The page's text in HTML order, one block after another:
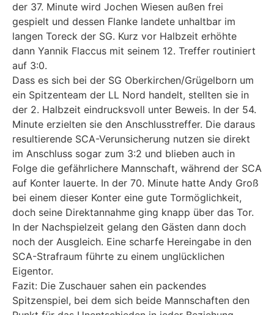
der 37. Minute wird Jochen Wiesen außen frei
gespielt und dessen Flanke landete unhaltbar im
langen Toreck der SG. Kurz vor Halbzeit erhöhte
dann Yannik Flaccus mit seinem 12. Treffer routiniert
auf 3:0.
Dass es sich bei der SG Oberkirchen/Grügelborn um
ein Spitzenteam der LL Nord handelt, stellten sie in
der 2. Halbzeit eindrucksvoll unter Beweis. In der 54.
Minute erzielten sie den Anschlusstreffer. Die daraus
resultierende SCA-Verunsicherung nutzen sie direkt
im Anschluss sogar zum 3:2 und blieben auch in
Folge die gefährlichere Mannschaft, während der SCA
auf Konter lauerte. In der 70. Minute hatte Andy Groß
bei einem dieser Konter eine gute Tormöglichkeit,
doch seine Direktannahme ging knapp über das Tor.
In der Nachspielzeit gelang den Gästen dann doch
noch der Ausgleich. Eine scharfe Hereingabe in den
SCA-Strafraum führte zu einem unglücklichen
Eigentor.
Fazit: Die Zuschauer sahen ein packendes
Spitzenspiel, bei dem sich beide Mannschaften den